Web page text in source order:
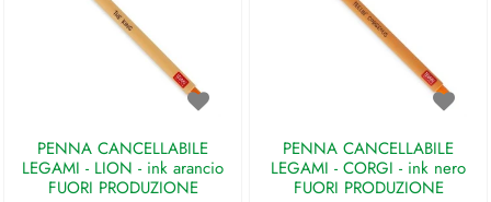
PENNA CANCELLABILE
LEGAMI - LION - ink arancio
FUORI PRODUZIONE
PENNA CANCELLABILE
LEGAMI - CORGI - ink nero
FUORI PRODUZIONE